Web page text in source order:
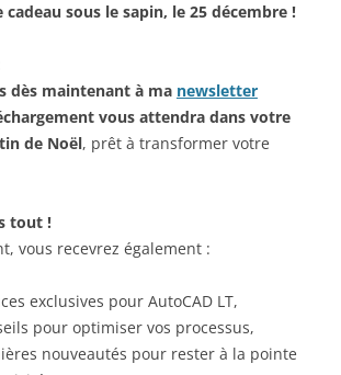
cadeau sous le sapin, le 25 décembre !
dès maintenant à ma newsletter
vous attendra dans votre
de Noël, prêt à transformer votre
tout !
vous recevrez également :
exclusives pour AutoCAD LT,
pour optimiser vos processus,
nouveautés pour rester à la pointe